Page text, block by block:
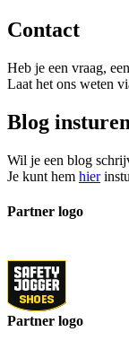
Contact
Heb je een vraag,
Laat het ons weten
Blog insturen
Wil je een blog
Je kunt hem hier
Partner logo
Partner logo